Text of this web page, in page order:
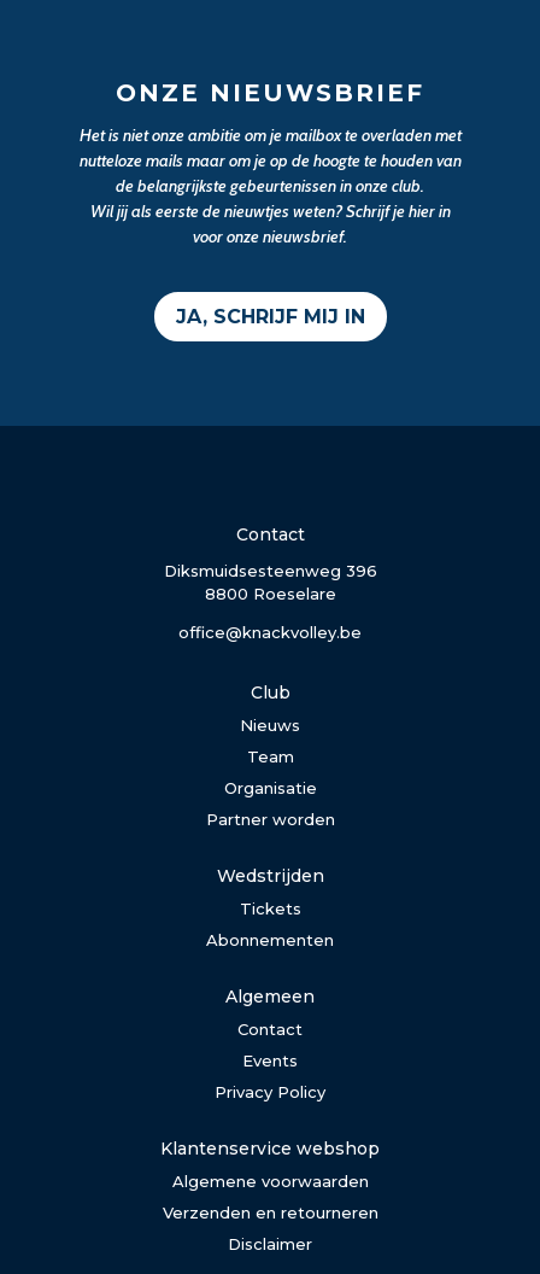
ONZE NIEUWSBRIEF
Het is niet onze ambitie om je mailbox te overladen met
nutteloze mails maar om je op de hoogte te houden van
de belangrijkste gebeurtenissen in onze club.
Wil jij als eerste de nieuwtjes weten? Schrijf je hier in
voor onze nieuwsbrief.
JA, SCHRIJF MIJ IN
Contact
Diksmuidsesteenweg 396
8800 Roeselare
office@knackvolley.be
Club
Nieuws
Team
Organisatie
Partner worden
Wedstrijden
Tickets
Abonnementen
Algemeen
Contact
Events
Privacy Policy
Klantenservice webshop
Algemene voorwaarden
Verzenden en retourneren
Disclaimer